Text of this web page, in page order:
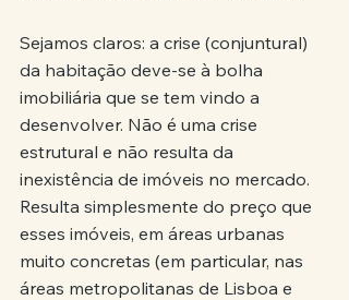
Sejamos claros: a crise (conjuntural)
da habitação deve-se à bolha
imobiliária que se tem vindo a
desenvolver. Não é uma crise
estrutural e não resulta da
inexistência de imóveis no mercado.
Resulta simplesmente do preço que
esses imóveis, em áreas urbanas
muito concretas (em particular, nas
áreas metropolitanas de Lisboa e